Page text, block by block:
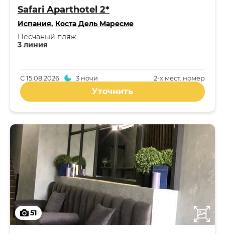
Safari Aparthotel 2*
Испания, Коста Дель Маресме
3 линия
Песчаный пляж
2-x мест. номер
С15.08.2026 3 ночи
Уточнить
51